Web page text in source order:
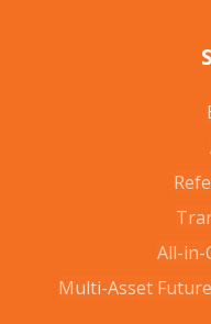
All-in-
Multi-Asset